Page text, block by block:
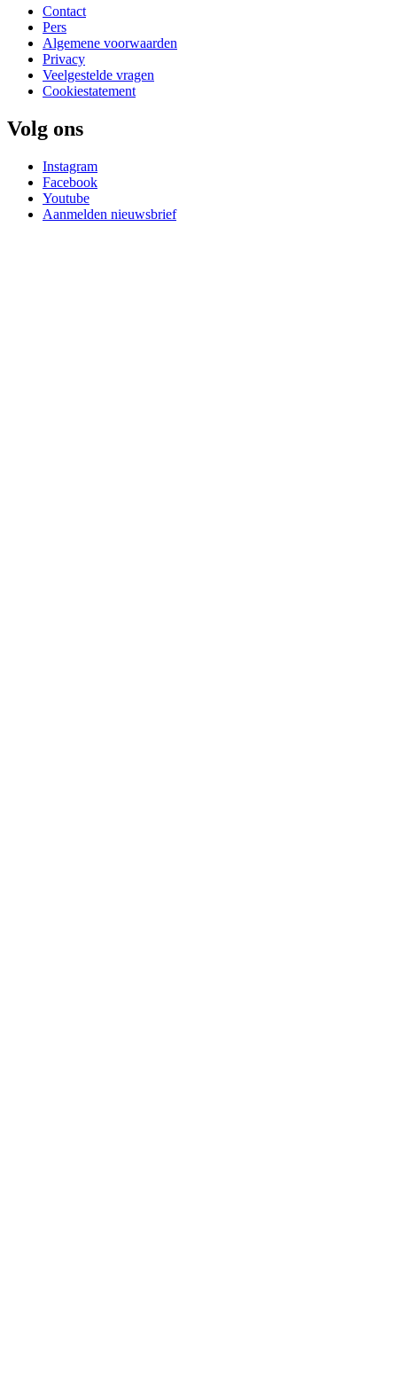
Contact
Pers
Algemene voorwaarden
Privacy
Veelgestelde vragen
Cookiestatement
Volg ons
Instagram
Facebook
Youtube
Aanmelden nieuwsbrief